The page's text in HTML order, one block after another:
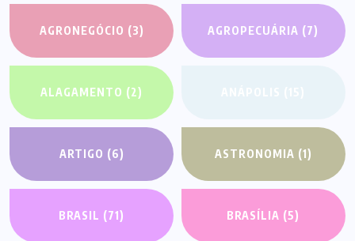
AGRONEGÓCIO (3) AGROPECUÁRIA (7)
ALAGAMENTO (2)
ARTIGO (6) ASTRONOMIA (1)
BRASIL (71) BRASÍLIA (5)